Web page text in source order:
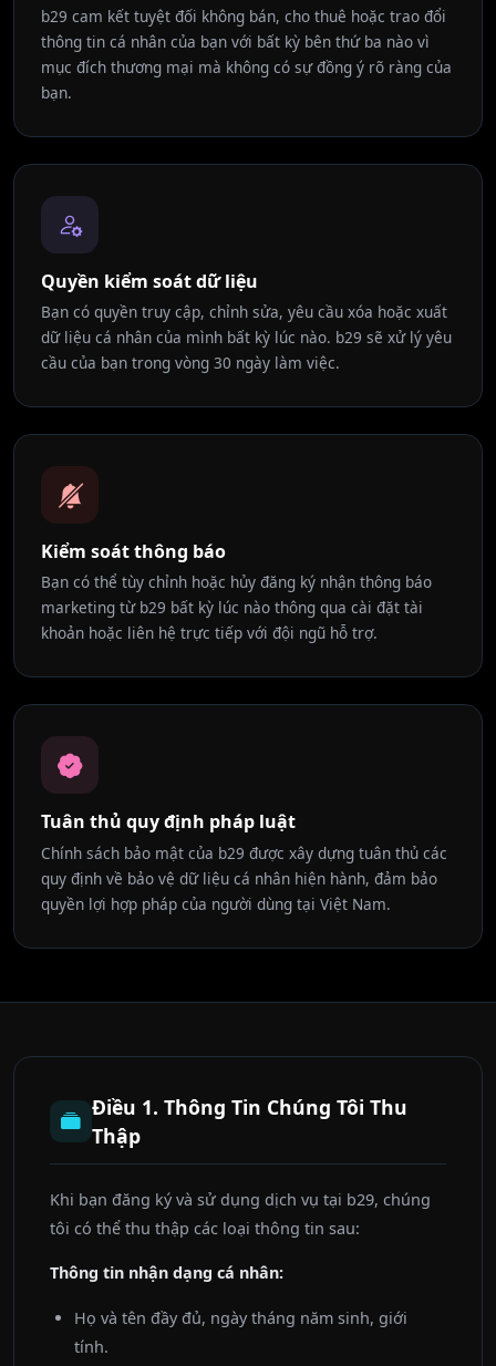
b29 cam kết tuyệt đối không bán, cho thuê hoặc trao đổi
thông tin cá nhân của bạn với bất kỳ bên thứ ba nào vì
mục đích thương mại mà không có sự đồng ý rõ ràng của
bạn.
Quyền kiểm soát dữ liệu
Bạn có quyền truy cập, chỉnh sửa, yêu cầu xóa hoặc xuất
dữ liệu cá nhân của mình bất kỳ lúc nào. b29 sẽ xử lý yêu
cầu của bạn trong vòng 30 ngày làm việc.
Kiểm soát thông báo
Bạn có thể tùy chỉnh hoặc hủy đăng ký nhận thông báo
marketing từ b29 bất kỳ lúc nào thông qua cài đặt tài
khoản hoặc liên hệ trực tiếp với đội ngũ hỗ trợ.
Tuân thủ quy định pháp luật
Chính sách bảo mật của b29 được xây dựng tuân thủ các
quy định về bảo vệ dữ liệu cá nhân hiện hành, đảm bảo
quyền lợi hợp pháp của người dùng tại Việt Nam.
Điều 1. Thông Tin Chúng Tôi Thu
Thập
Khi bạn đăng ký và sử dụng dịch vụ tại b29, chúng
tôi có thể thu thập các loại thông tin sau:
Thông tin nhận dạng cá nhân:
Họ và tên đầy đủ, ngày tháng năm sinh, giới
tính.